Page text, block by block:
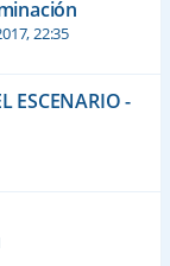
22:35
ESCENARIO -